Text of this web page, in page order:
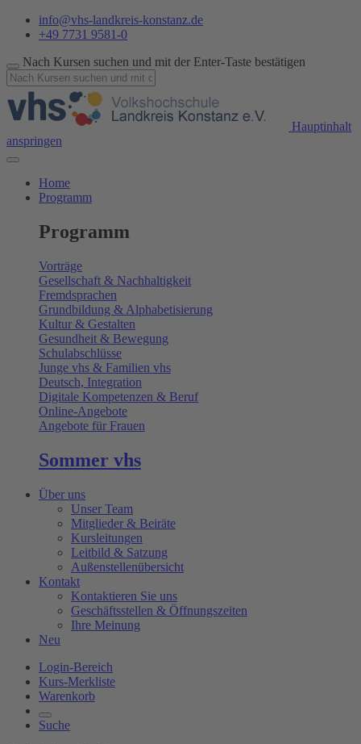
info@vhs-landkreis-konstanz.de
+49 7731 9581-0
Nach Kursen suchen und mit der Enter-Taste bestätigen
Hauptinhalt
anspringen
Home
Programm
Programm
Vorträge
Gesellschaft & Nachhaltigkeit
Fremdsprachen
Grundbildung & Alphabetisierung
Kultur & Gestalten
Gesundheit & Bewegung
Schulabschlüsse
Junge vhs & Familien vhs
Deutsch, Integration
Digitale Kompetenzen & Beruf
Online-Angebote
Angebote für Frauen
Sommer vhs
Über uns
Unser Team
Mitglieder & Beiräte
Kursleitungen
Leitbild & Satzung
Außenstellenübersicht
Kontakt
Kontaktieren Sie uns
Geschäftsstellen & Öffnungszeiten
Ihre Meinung
Neu
Login-Bereich
Kurs-Merkliste
Warenkorb
Suche